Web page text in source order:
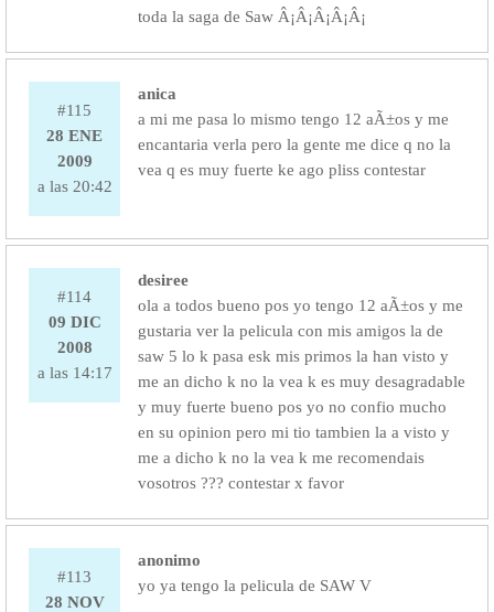
toda la saga de Saw Â¡Â¡Â¡Â¡Â¡
#115
28 ENE
2009
a las 20:42
anica
a mi me pasa lo mismo tengo 12 aÃ±os y me
encantaria verla pero la gente me dice q no la
vea q es muy fuerte ke ago pliss contestar
#114
09 DIC
2008
a las 14:17
desiree
ola a todos bueno pos yo tengo 12 aÃ±os y me
gustaria ver la pelicula con mis amigos la de
saw 5 lo k pasa esk mis primos la han visto y
me an dicho k no la vea k es muy desagradable
y muy fuerte bueno pos yo no confio mucho
en su opinion pero mi tio tambien la a visto y
me a dicho k no la vea k me recomendais
vosotros ??? contestar x favor
#113
28 NOV
anonimo
yo ya tengo la pelicula de SAW V